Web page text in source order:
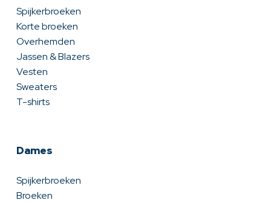
Spijkerbroeken
Korte broeken
Overhemden
Jassen & Blazers
Vesten
Sweaters
T-shirts
Dames
Spijkerbroeken
Broeken